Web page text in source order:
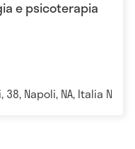
e psicoterapia
Napoli, NA, Italia